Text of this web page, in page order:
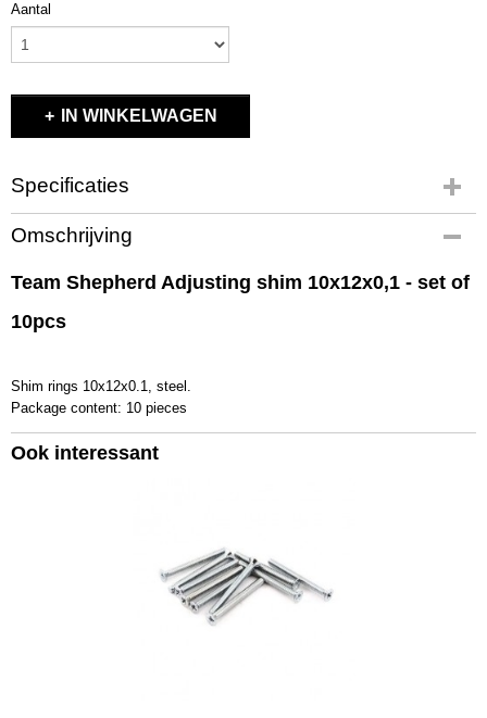
Aantal
IN WINKELWAGEN
Specificaties
Productcode
751010
EAN code
Productcode leverancier
0,10 Kg
Omschrijving
Team Shepherd Adjusting shim 10x12x0,1 - set of
10pcs
Shim rings 10x12x0.1, steel.
Package content: 10 pieces
Ook interessant